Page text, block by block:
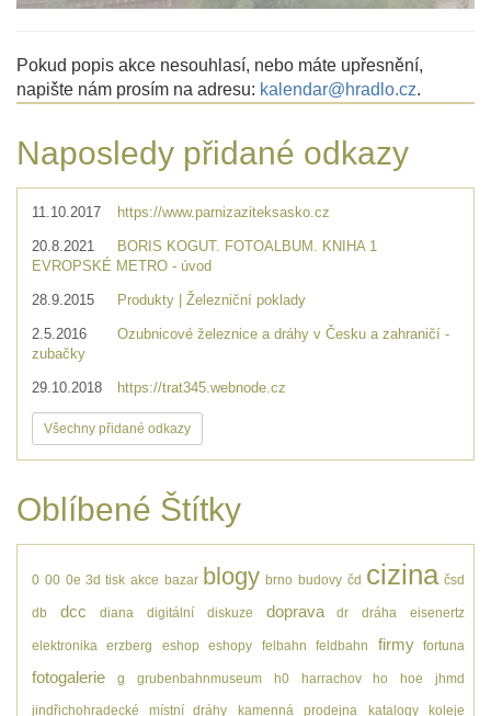
Pokud popis akce nesouhlasí, nebo máte upřesnění,
napište nám prosím na adresu: kalendar@hradlo.cz.
Naposledy přidané odkazy
11.10.2017 https://www.parnizaziteksasko.cz
20.8.2021
BORIS KOGUT. FOTOALBUM. KNIHA 1
EVROPSKÉ METRO - úvod
28.9.2015 Produkty | Železniční poklady
2.5.2016
Ozubnicové železnice a dráhy v Česku a zahraničí -
zubačky
29.10.2018 https://trat345.webnode.cz
Všechny přidané odkazy
Oblíbené Štítky
0 00 0e 3d tisk akce bazar blogy brno budovy čd cizina čsd
db dcc diana digitální diskuze doprava dr dráha eisenertz
elektronika erzberg eshop eshopy felbahn feldbahn firmy fortuna
fotogalerie g grubenbahnmuseum h0 harrachov ho hoe jhmd
jindřichohradecké místní dráhy kamenná prodejna katalogy koleje